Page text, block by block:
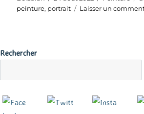
le
peinture, portrait Laisser un
Rechercher